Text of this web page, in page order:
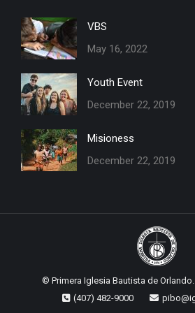
in
new
window
in
new
window
VBS
May 16, 2022
Youth Event
December 22, 2019
Misioness
December 22, 2019
© Primera Iglesia Bautista de
(407) 482-9000